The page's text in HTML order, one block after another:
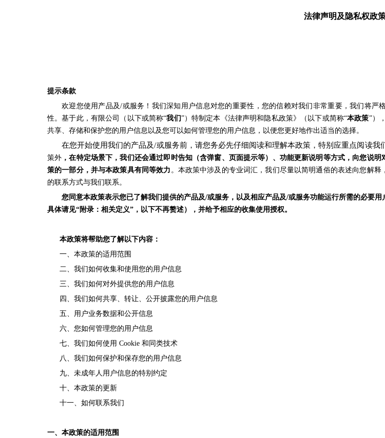
法律声明及隐私权政
提示条款
欢迎您使用产品及/或服务！我们深知用户信息对您的重要性，您的信赖对我们非常重要，我们将
性。基于此，有限公司（以下或简称“我们”）特制定本《法律声明和隐私政策》（以下或简称“本政策”）
共享、存储和保护您的用户信息以及您可以如何管理您的用户信息，以便您更好地作出适当的选择。
在您开始使用我们的产品及/或服务前，请您务必先仔细阅读和理解本政策，特别应重点阅读我
策外 ，在特定场景下，我们还会通过即时告知（含弹窗、页面提示等）、功能更新说明 等方式，向您说明
策的一部分，并与本政策具有同等效力 。本政策中涉及的专业词汇，我们尽量以简明通俗的表述向您解
的联系方式与我们联系。
您同意本政策表示您已了解我们提供的产品及/或服务，以及相应产品及/或服务功能运行所需的必要
具体请见“附录：相关定义”，以下不再赘述），并给予相应的收集使用授权。
本政策将帮助您了解以下内容：
一、本政策的适用范围
二、 我们如何收集和使用您的用户信息
三、我们如何对外提供您的用户信息
四、我们如何共享、转让、公开披露您的用户信息
五、用户业务数据和公开信息
六、您如何管理您的用户信息
七、我们如何使用 Cookie 和同类技术
八 、我们如何保护和保存您的用户信息
九、未成年人用户信息的特别约定
十、本政策的更新
十一、如何联系我们
一、本政策的适用范围